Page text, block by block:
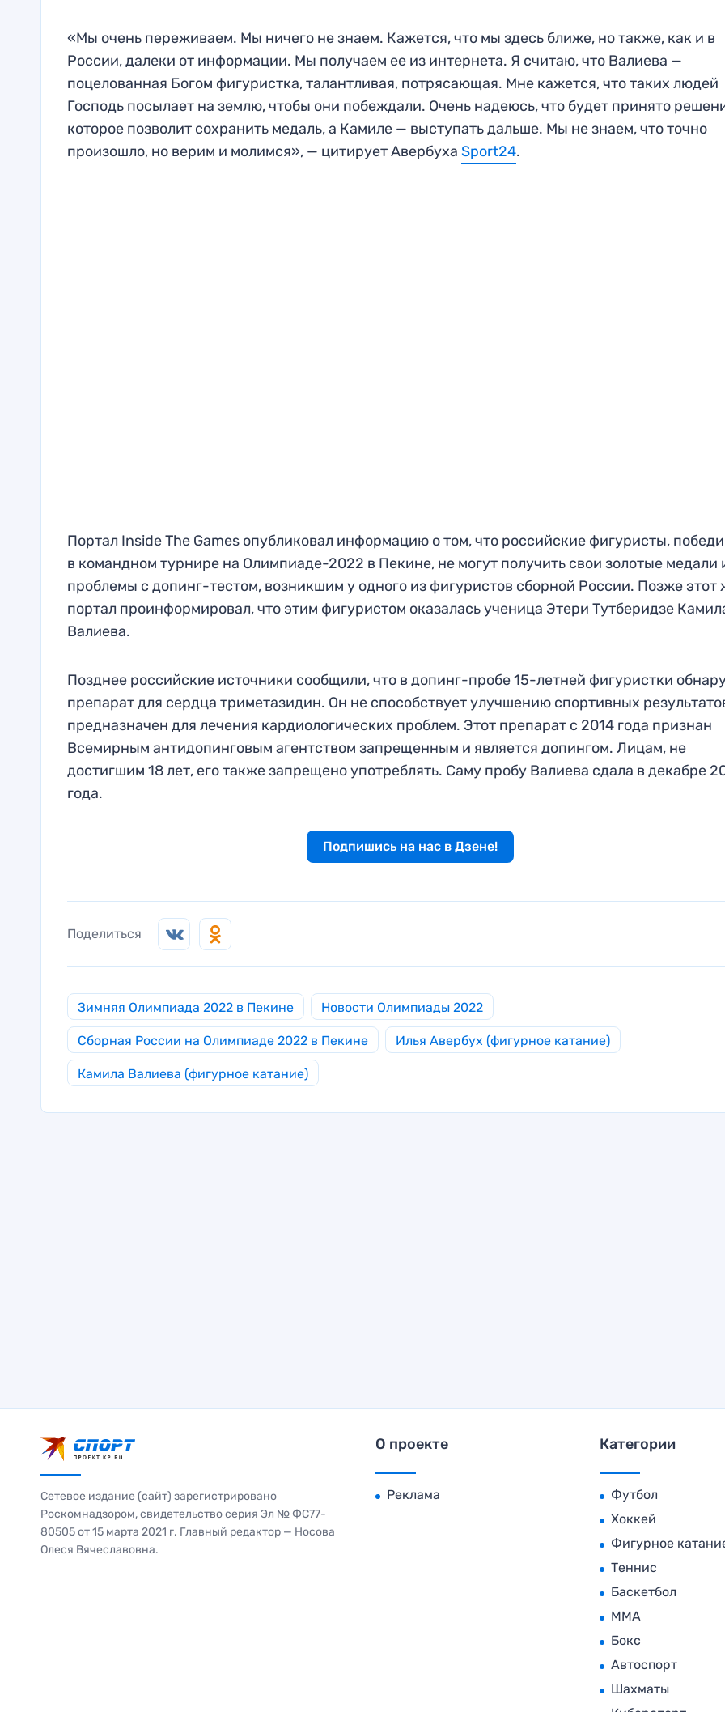
«Мы очень переживаем. Мы ничего не знаем. Кажется, что мы здесь ближе, но также, как и в
России, далеки от информации. Мы получаем ее из интернета. Я считаю, что Валиева —
поцелованная Богом фигуристка, талантливая, потрясающая. Мне кажется, что таких людей
Господь посылает на землю, чтобы они побеждали. Очень надеюсь, что будет принято
которое позволит сохранить медаль, а Камиле — выступать дальше. Мы не знаем, что точно
произошло, но верим и молимся», — цитирует Авербуха Sport24.
Портал Inside The Games опубликовал информацию о том, что российские фигуристы,
в командном турнире на Олимпиаде-2022 в Пекине, не могут получить свои золотые медали
проблемы с допинг-тестом, возникшим у одного из фигуристов сборной России. Позже этот
портал проинформировал, что этим фигуристом оказалась ученица Этери Тутберидзе
Валиева.
Позднее российские источники сообщили, что в допинг-пробе 15-летней фигуристки
препарат для сердца триметазидин. Он не способствует улучшению спортивных
предназначен для лечения кардиологических проблем. Этот препарат с 2014 года признан
Всемирным антидопинговым агентством запрещенным и является допингом. Лицам, не
достигшим 18 лет, его также запрещено употреблять. Саму пробу Валиева сдала в декабре
года.
Подпишись на нас в Дзене!
Поделиться
Зимняя Олимпиада 2022 в Пекине Новости Олимпиады 2022
Сборная России на Олимпиаде 2022 в Пекине Илья Авербух (фигурное катание)
Камила Валиева (фигурное катание)
Сетевое издание (сайт) зарегистрировано
Роскомнадзором, свидетельство серия Эл № ФС77-
80505 от 15 марта 2021 г. Главный редактор — Носова
Олеся Вячеславовна.
О проекте
Реклама
Категории
Футбол
Хоккей
Фигурное
Теннис
Баскетбол
MMA
Бокс
Автоспорт
Шахматы